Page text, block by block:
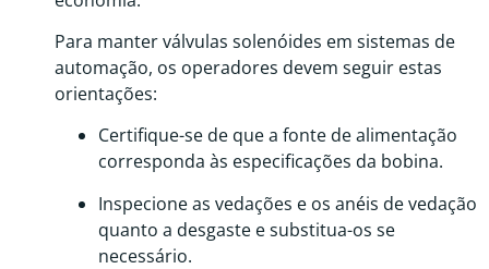
Para manter válvulas solenóides em sistemas de
automação, os operadores devem seguir estas
orientações:
Certifique-se de que a fonte de alimentação
corresponda às especificações da bobina.
Inspecione as vedações e os anéis de vedação
quanto a desgaste e substitua-os se
necessário.